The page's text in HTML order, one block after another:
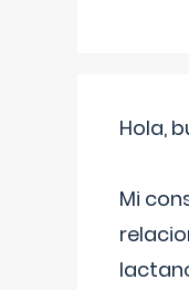
Hola,
Mi